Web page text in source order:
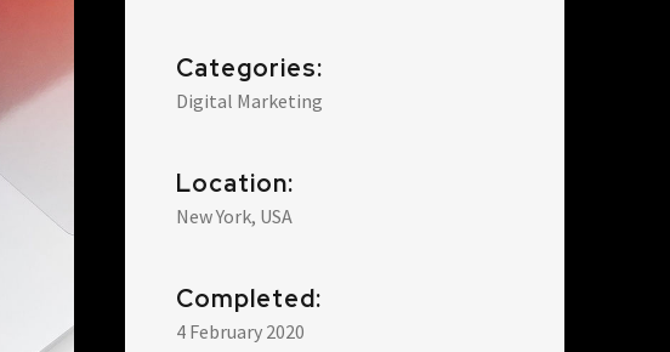
Categories:
Digital Marketing
Location:
New York, USA
Completed:
4 February 2020